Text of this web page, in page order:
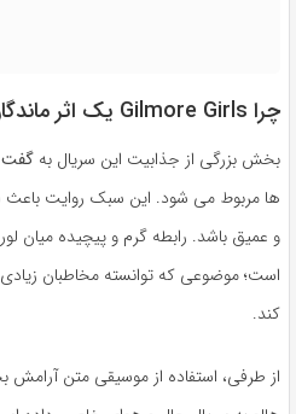
چرا Gilmore Girls یک اثر ماندگار است
بخش بزرگی از جذابیت این سریال به گفت
ها مربوط می شود. این سبک روایت باعث
و عمیق باشد. رابطه گرم و پیچیده میان
است؛ موضوعی که توانسته مخاطبان
کند.
از طرفی، استفاده از موسیقی متن